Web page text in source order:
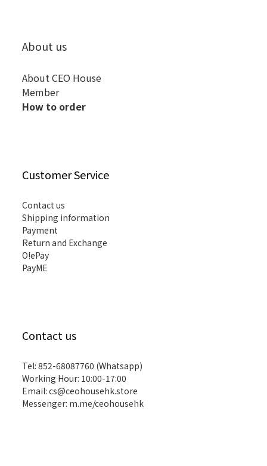
About us
About CEO House
Member
How to order
Customer Service
Contact us
Shipping information
Payment
Return and Exchange
O!ePay
PayME
Contact us
Tel: 852-68087760 (Whatsapp)
Working Hour: 10:00-17:00
Email: cs@ceohousehk.store
Messenger: m.me/ceohousehk